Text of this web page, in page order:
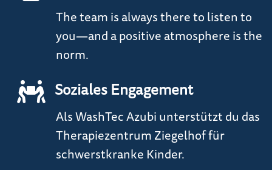
The team is always there to listen to
you—and a positive atmosphere is the
norm.
Soziales Engagement
Als WashTec Azubi unterstützt du das
Therapiezentrum Ziegelhof für
schwerstkranke Kinder.